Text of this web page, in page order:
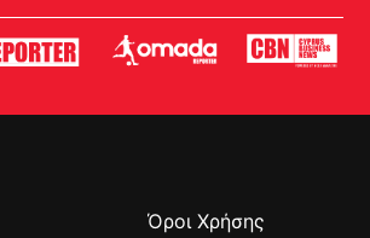
Όροι Χρήσης